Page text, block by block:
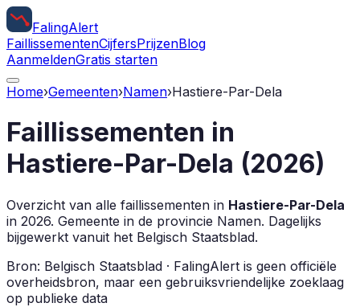
FalingAlert
FaillissementenCijfersPrijzenBlog
AanmeldenGratis starten
Home›Gemeenten›Namen›Hastiere-Par-Dela
Faillissementen in
Hastiere-Par-Dela (2026)
Overzicht van alle faillissementen in Hastiere-Par-Dela
in 2026. Gemeente in de provincie Namen. Dagelijks
bijgewerkt vanuit het Belgisch Staatsblad.
Bron: Belgisch Staatsblad · FalingAlert is geen officiële
overheidsbron, maar een gebruiksvriendelijke zoeklaag
op publieke data